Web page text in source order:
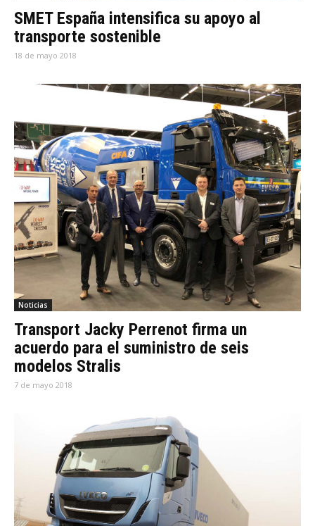
SMET España intensifica su apoyo al
transporte sostenible
18 de mayo 2018
Noticias
Transport Jacky Perrenot firma un
acuerdo para el suministro de seis
modelos Stralis
7 de mayo 2018